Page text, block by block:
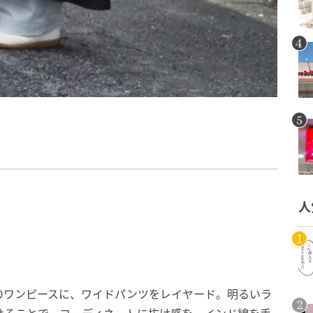
ンピースに、ワイドパンツをレイヤード。明るいラ